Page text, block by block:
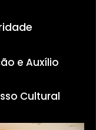
e Auxílio
Cultural